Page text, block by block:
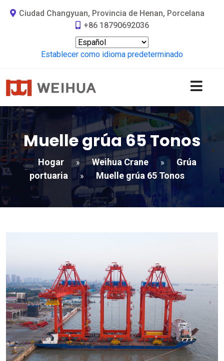
Ciudad Changyuan, Provincia de Henan, Porcelana
+86 18790692036
Establecer como idioma predeterminado
Muelle grúa 65 Tonos
Hogar » Weihua Crane »
Grúa
portuaria
» Muelle grúa 65 Tonos